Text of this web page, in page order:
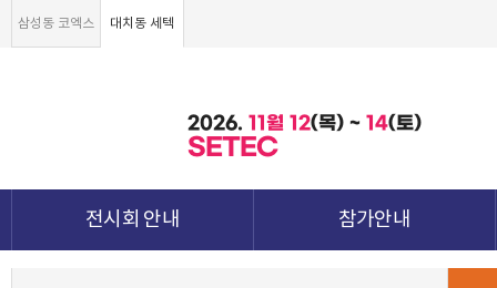
삼성동 코엑스 대치동 세텍
2026. 11월 12(목) ~ 14(토)
SETEC
전시회 안내 참가안내